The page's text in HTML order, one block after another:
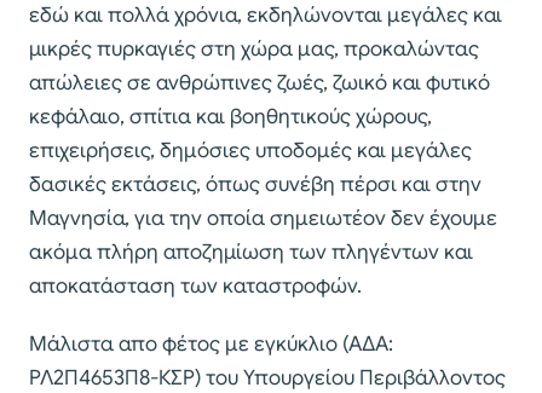
εδώ και πολλά χρόνια, εκδηλώνονται μεγάλες και
μικρές πυρκαγιές στη χώρα μας, προκαλώντας
απώλειες σε ανθρώπινες ζωές, ζωικό και φυτικό
κεφάλαιο, σπίτια και βοηθητικούς χώρους,
επιχειρήσεις, δημόσιες υποδομές και μεγάλες
δασικές εκτάσεις, όπως συνέβη πέρσι και στην
Μαγνησία, για την οποία σημειωτέον δεν έχουμε
ακόμα πλήρη αποζημίωση των πληγέντων και
αποκατάσταση των καταστροφών.
Μάλιστα απο φέτος με εγκύκλιο (ΑΔΑ:
ΡΛ2Π4653Π8-ΚΣΡ) του Υπουργείου Περιβάλλοντος